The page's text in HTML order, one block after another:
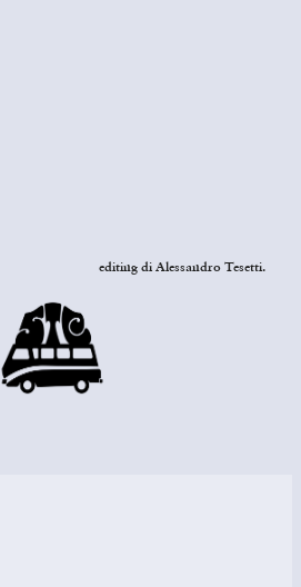
editing di Alessandro Tesetti.